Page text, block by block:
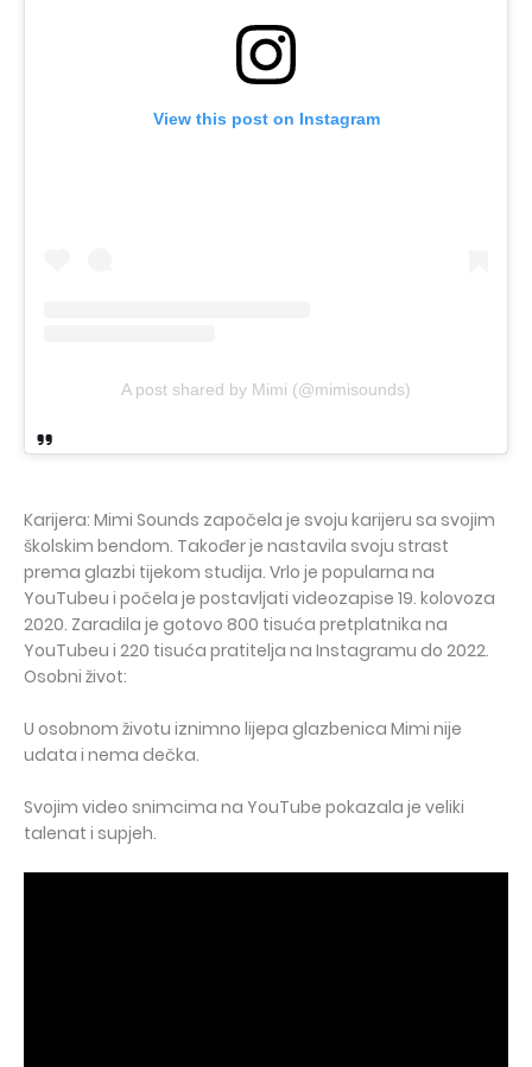
View this post on Instagram
A post shared by Mimi (@mimisounds)
Karijera: Mimi Sounds započela je svoju karijeru sa svojim
školskim bendom. Također je nastavila svoju strast
prema glazbi tijekom studija. Vrlo je popularna na
YouTubeu i počela je postavljati videozapise 19. kolovoza
2020. Zaradila je gotovo 800 tisuća pretplatnika na
YouTubeu i 220 tisuća pratitelja na Instagramu do 2022.
Osobni život:
U osobnom životu iznimno lijepa glazbenica Mimi nije
udata i nema dečka.
Svojim video snimcima na YouTube pokazala je veliki
talenat i supjeh.